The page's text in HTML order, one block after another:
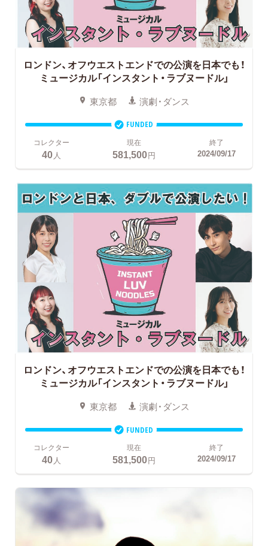
ロンドン、オフウエストエンドでの公演を日本でも！
ミュージカル「インスタント・ラブヌードル」
東京都 演劇・ダンス
FUNDED
コレクター
40 人
現在
581,500円
終了
2024/09/17
ロンドン、オフウエストエンドでの公演を日本でも！
ミュージカル「インスタント・ラブヌードル」
東京都 演劇・ダンス
FUNDED
コレクター
40人
現在
581,500円
終了
2024/09/17